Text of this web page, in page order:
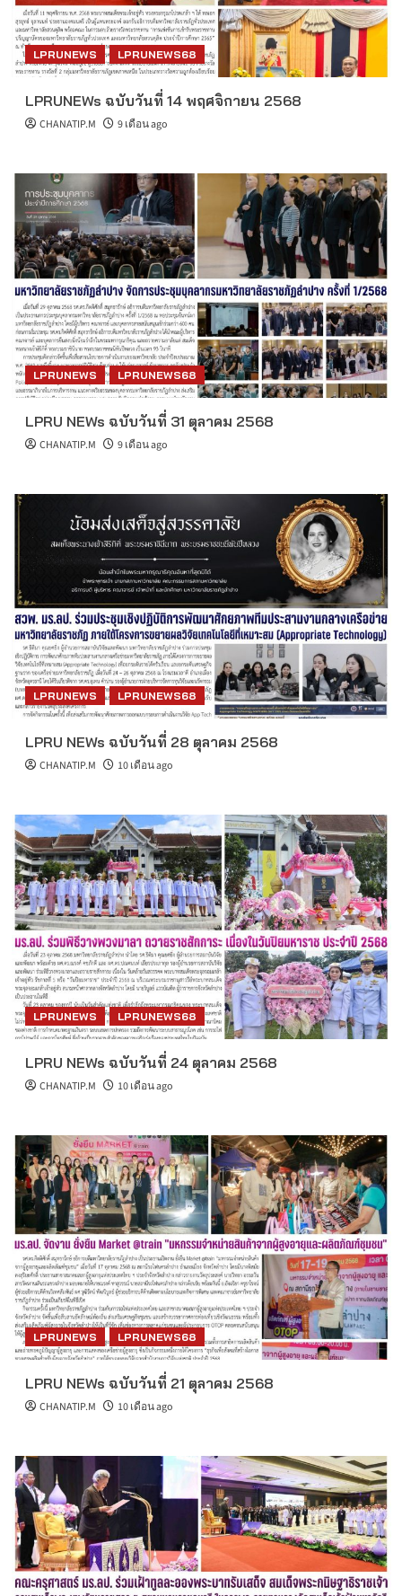
LPRUNEWS LPRUNEWS68
LPRUNEWs ฉบับวันที่ 14 พฤศจิกายน 2568
CHANATIP.M 9 เดือน ago
LPRUNEWS LPRUNEWS68
LPRU NEWs ฉบับวันที่ 31 ตุลาคม 2568
CHANATIP.M 9 เดือน ago
LPRUNEWS LPRUNEWS68
LPRU NEWs ฉบับวันที่ 28 ตุลาคม 2568
CHANATIP.M 10 เดือน ago
LPRUNEWS LPRUNEWS68
LPRU NEWs ฉบับวันที่ 24 ตุลาคม 2568
CHANATIP.M 10 เดือน ago
LPRUNEWS LPRUNEWS68
LPRU NEWs ฉบับวันที่ 21 ตุลาคม 2568
CHANATIP.M 10 เดือน ago